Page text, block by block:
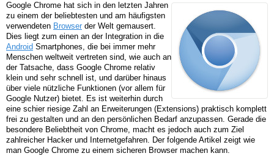
Google Chrome hat sich in den letzten Jahren
zu einem der beliebtesten und am häufigsten
verwendeten Browser der Welt gemausert.
Dies liegt zum einen an der Integration in die
Android Smartphones, die bei immer mehr
Menschen weltweit vertreten sind, wie auch an
der Tatsache, dass Google Chrome relativ
klein und sehr schnell ist, und darüber hinaus
über viele nützliche Funktionen (vor allem für
Google Nutzer) bietet. Es ist weiterhin durch
eine schier riesige Zahl an Erweiterungen (Extensions) praktisch komplett
frei zu gestalten und an den persönlichen Bedarf anzupassen. Gerade die
besondere Beliebtheit von Chrome, macht es jedoch auch zum Ziel
zahlreicher Hacker und Internetgefahren. Der folgende Artikel zeigt wie
man Google Chrome zu einem sicheren Browser machen kann.